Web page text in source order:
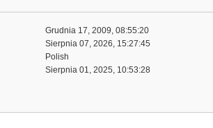
Grudnia 17, 2009, 08:55:20
Sierpnia 07, 2026, 15:27:45
Polish
Sierpnia 01, 2025, 10:53:28